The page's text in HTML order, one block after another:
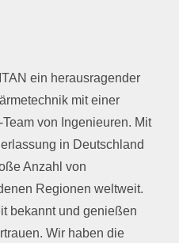
ein herausragender
mit einer
von Ingenieuren. Mit
in Deutschland
Anzahl von
Regionen weltweit.
bekannt und genießen
Wir haben die